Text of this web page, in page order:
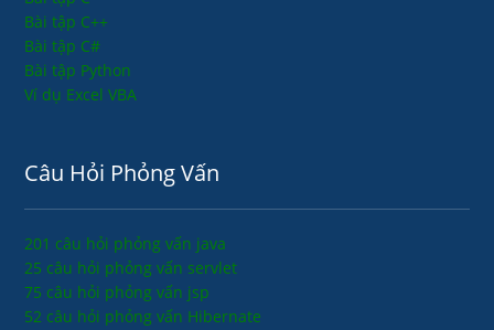
Bài tập C++
Bài tập C#
Bài tập Python
Ví dụ Excel VBA
Câu Hỏi Phỏng Vấn
201 câu hỏi phỏng vấn java
25 câu hỏi phỏng vấn servlet
75 câu hỏi phỏng vấn jsp
52 câu hỏi phỏng vấn Hibernate